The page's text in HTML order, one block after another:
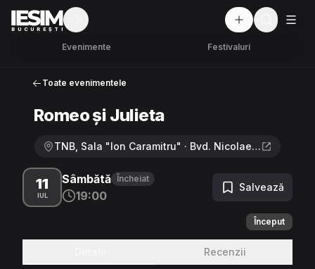
BUCUREȘTI Mod întunecat
Evenimente Festivaluri
Toate evenimentele
Romeo și Julieta
TNB, Sala "Ion Caramitru" · Bvd. Nicolae Bălcescu nr. 2, Sector 1, București
11
IUL
Sâmbătă Încheiat
19:00
Salvează
Început
Recenzii